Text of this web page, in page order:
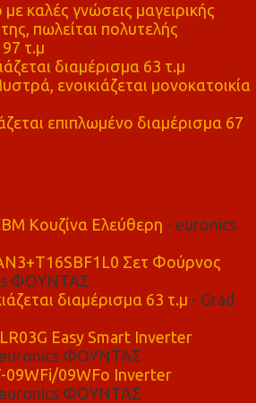
με καλές γνώσεις μαγειρικής
πωλείται πολυτελής
τ.μ
διαμέρισμα 63 τ.μ
ενοικιάζεται μονοκατοικία
επιπλωμένο διαμέρισμα 67
Κουζίνα Ελεύθερη - euronics
Σετ Φούρνος
ΦΟΥΝΤΑΣ
διαμέρισμα 63 τ.μ - Grad
Easy Smart Inverter
ΦΟΥΝΤΑΣ
09WFi/09WFo Inverter
ΦΟΥΝΤΑΣ